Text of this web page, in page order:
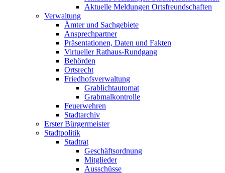
Aktuelle Meldungen Ortsfreundschaften
Verwaltung
Ämter und Sachgebiete
Ansprechpartner
Präsentationen, Daten und Fakten
Virtueller Rathaus-Rundgang
Behörden
Ortsrecht
Friedhofsverwaltung
Grablichtautomat
Grabmalkontrolle
Feuerwehren
Stadtarchiv
Erster Bürgermeister
Stadtpolitik
Stadtrat
Geschäftsordnung
Mitglieder
Ausschüsse